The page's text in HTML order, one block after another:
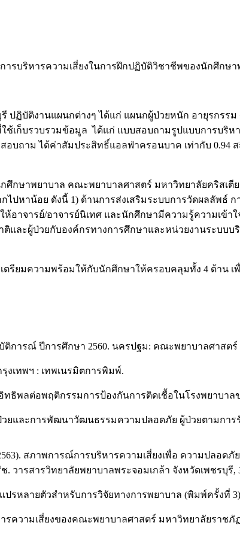
ารบริหารความเสี่ยงในการฝึกปฏิบัติวิชาชีพของนักศึกษ
ปฏิบัติงานแผนกต่างๆ ได้แก่ แผนกผู้ป่วยหนัก อายุรกรร
ช้เก็บรวบรวมข้อมูล ได้แก่ แบบสอบถามรูปแบบการบริ
บถาม ได้ค่าสัมประสิทธิ์แอลฟ่าครอนบาค เท่ากับ 0.94
ศึกษาพยาบาล คณะพยาบาลศาสตร์ มหาวิทยาลัยคริสเ
ปหาน้อย ดังนี้ 1) ด้านการส่งเสริมระบบการวัดผลลัพธ์
อาจารย์/อาจารย์นิเทศ และนักศึกษามีความรู้ความเข้
และผู้ป่วยกับองค์กรทางการศึกษาและหน่วยงานระบบ
รียมความพร้อมให้กับนักศึกษาให้ครอบคลุมทั้ง 4 ด้าน
การณ์ ปีการศึกษา 2560. นครปฐม: คณะพยาบาลศาสต
งเทพฯ : เทพเนรมิตการพิมพ์.
พลต่อพฤติกรรมการป้องกันการติดเชื้อในโรงพยาบาล
และการพัฒนาวัฒนธรรมความปลอดภัย ผู้ป่วยตามการ
สภาพการณ์การบริหารความเสี่ยงเพื่อ ความปลอด
รสารวิทยาลัยพยาบาลพระจอมเกล้า จังหวัดเพชรบุรี,
ปรหลายตัวสำหรับการวิจัยทางการพยาบาล (พิมพ์ครั้งที่
ความเสี่ยงของคณะพยาบาลศาสตร์ มหาวิทยาลัยราชภั